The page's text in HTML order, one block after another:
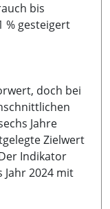
bis
% gesteigert
doch bei
Jahre
Zielwert
Indikator
2024 mit